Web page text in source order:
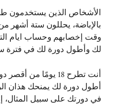
الأشخاص الذين يستخدمون
بالإباضة، يحللون ستة أشهر
وقت إخصابهم وحساب ايام
لك وأطول دورة لك في فترة
أطول دورة لك يمنحك هذان